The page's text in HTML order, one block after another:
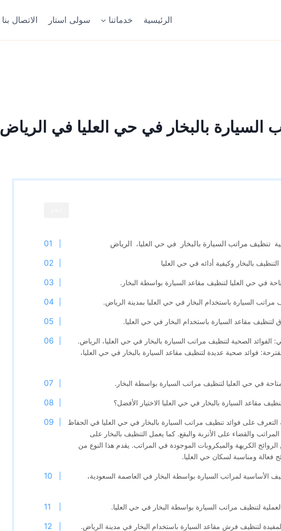
الرئيسية خدماتنا سولى استار الاتصال بنا
السيارة بالبخار في حي العليا في الرياض
تنظيف مراتب السيارة بالبخار في حي العليا، الرياض
بالبخار وكيفية أدائه في حي العليا
في حي العليا لتنظيف مقاعد السيارة بواسطة البخار.
مراتب السيارة باستخدام البخار في حي العليا بمدينة الرياض.
لتنظيف مقاعد السيارة باستخدام البخار في حي العليا.
الفوائد الصحية لتنظيف مراتب السيارة بالبخار في حي العليا، الرياض.
فوائد صحية عديدة لتنظيف مقاعد السيارة بالبخار في حي العليا،
في حي العليا لتنظيف مراتب السيارة بواسطة البخار.
تنظيف مقاعد السيارة بالبخار في حي العليا الاختيار الأفضل؟
التعرف على فوائد تنظيف مراتب السيارة بالبخار في حي العليا في الحفاظ
والقضاء على الأتربة والبقع. كما يعمل التنظيف بالبخار على
الكريهة والميكروبات الموجودة في المراتب. يقدم هذا النوع من
فعالة ومناسبة لسكان حي العليا.
الأساسية لمراتب السيارة بواسطة البخار في العاصمة السعودية،
لتنظيف مراتب السيارة بواسطة البخار في حي العليا.
لتنظيف فرش مقاعد السيارة باستخدام البخار في مدينة الرياض.